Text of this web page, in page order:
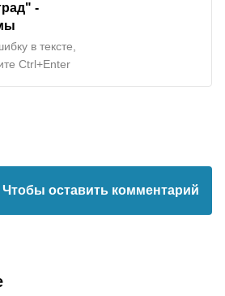
-
в тексте,
Ctrl+Enter
Чтобы оставить комментарий